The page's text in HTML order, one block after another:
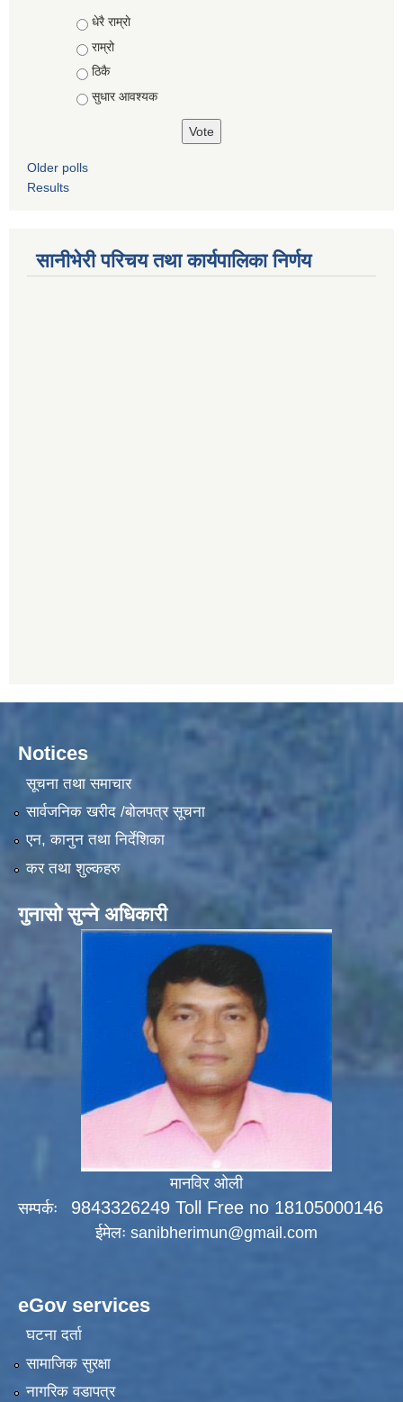
Choices
धेरै राम्राे
राम्रो
ठिकै
सुधार आवश्यक
Older polls
Results
सानीभेरी परिचय तथा कार्यपालिका निर्णय
Notices
सूचना तथा समाचार
सार्वजनिक खरीद /बोलपत्र सूचना
एन, कानुन तथा निर्देशिका
कर तथा शुल्कहरु
गुनासो सुन्ने अधिकारी
मानविर ओली
सम्पर्कः 9843326249 Toll Free no 18105000146
ईमेलः sanibherimun@gmail.com
eGov services
घटना दर्ता
सामाजिक सुरक्षा
नागरिक वडापत्र